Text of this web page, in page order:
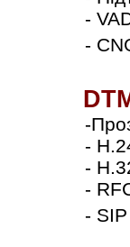
-
-
-
-
-
-
- SIP